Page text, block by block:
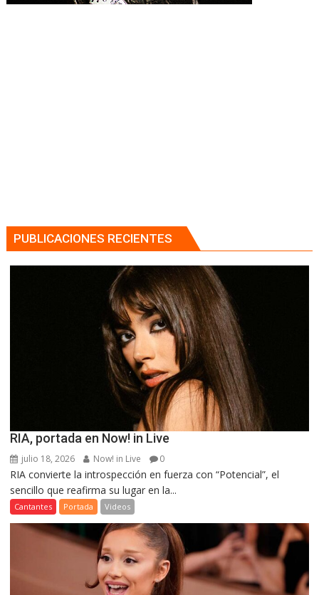
PUBLICACIONES RECIENTES
RIA, portada en Now! in Live
julio 18, 2026 Now! in Live 0
RIA convierte la introspección en fuerza con “Potencial”, el
sencillo que reafirma su lugar en la...
Cantantes Portada Videos